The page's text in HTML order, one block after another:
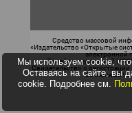
Средство массовой
«Издательство «Открытые
электронной
Телефон редакции: 7
Свидетельство о
05 июня 2015
Мы используем cookie,
Оставаясь на сайте, вы
cookie. Подробнее см.